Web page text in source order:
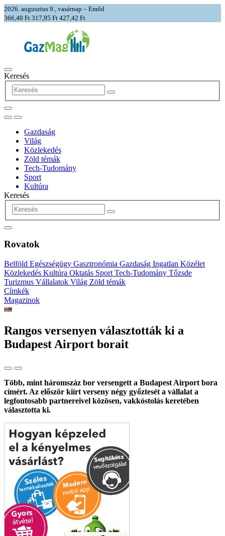
2026. augusztus 9., vasárnap – Emőd
366,40 Ft 317,95 Ft 427,42 Ft
Keresés
Gazdaság
Világ
Közlekedés
Zöld témák
Tech-Tudomány
Sport
Kultúra
Keresés
Rovatok
Belföld Egészségügy Gasztronómia Gazdaság Ingatlan Közélet
Közlekedés Kultúra Oktatás Sport Tech-Tudomány Tőzsde
Turizmus Vállalatok Világ Zöld témák
Címkék
Magazinok
Rangos versenyen választották ki a
Budapest Airport borait
Több, mint háromszáz bor versengett a Budapest Airport bora
címért. Az először kiírt verseny négy győztesét a vállalat a
legfontosabb partnereivel közösen, vakkóstolás keretében
választotta ki.